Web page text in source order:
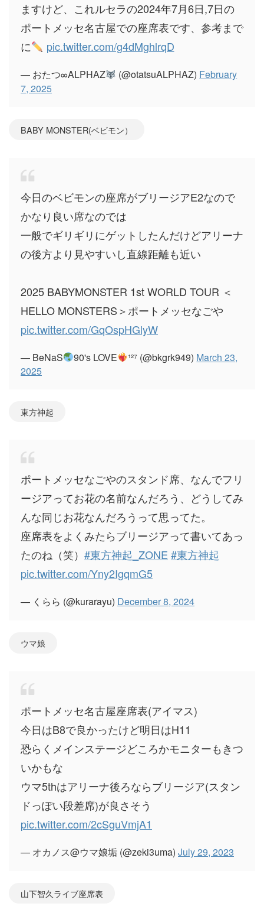
ますけど、これルセラの2024年7月6日,7日の
ポートメッセ名古屋での座席表です、参考まで
に
pic.twitter.com/g4dMghlrqD
— おたつ∞ALPHAZ (@otatsuALPHAZ) February
7, 2025
BABY MONSTER(ベビモン）
今日のベビモンの座席がブリージアE2なので
かなり良い席なのでは
一般でギリギリにゲットしたんだけどアリーナ
の後方より見やすいし直線距離も近い
2025 BABYMONSTER 1st WORLD TOUR ＜
HELLO MONSTERS＞ポートメッセなごや
pic.twitter.com/GqOspHGlyW
— BeNaS 90's LOVE ¹²⁷ (@bkgrk949) March 23,
2025
東方神起
ポートメッセなごやのスタンド席、なんでフリ
ージアってお花の名前なんだろう、どうしてみ
んな同じお花なんだろうって思ってた。
座席表をよくみたらブリージアって書いてあっ
たのね（笑） #東方神起_ZONE #東方神起
pic.twitter.com/Yny2IgqmG5
— くらら (@kurarayu) December 8, 2024
ウマ娘
ポートメッセ名古屋座席表(アイマス)
今日はB8で良かったけど明日はH11
恐らくメインステージどころかモニターもきつ
いかもな
ウマ5thはアリーナ後ろならブリージア(スタン
ドっぽい段差席)が良さそう
pic.twitter.com/2cSguVmjA1
— オカノス@ウマ娘垢 (@zeki3uma) July 29, 2023
山下智久ライブ座席表